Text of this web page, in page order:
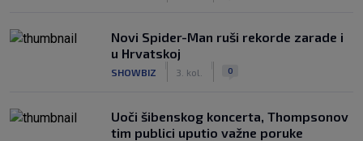
Novi Spider-Man ruši rekorde zarade i
u Hrvatskoj
SHOWBIZ 3. kol. 0
Uoči šibenskog koncerta, Thompsonov
tim publici uputio važne poruke